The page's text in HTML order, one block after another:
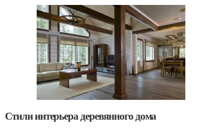
Стили интерьера деревянного дома